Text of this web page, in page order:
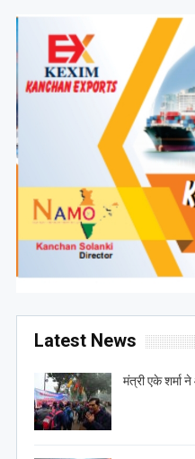
Latest News
मंत्री एके शर्मा